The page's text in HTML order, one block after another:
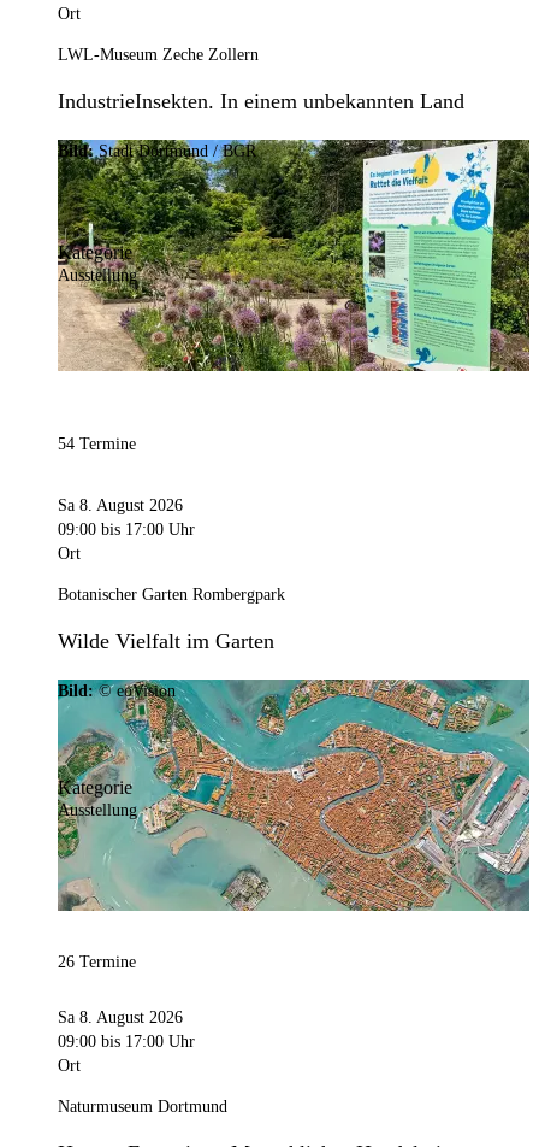
Ort
LWL-Museum Zeche Zollern
IndustrieInsekten. In einem unbekannten Land
Bild: Stadt Dortmund / BGR
Kategorie
Ausstellung
54 Termine
Sa 8. August 2026
09:00 bis 17:00 Uhr
Ort
Botanischer Garten Rombergpark
Wilde Vielfalt im Garten
Bild:© eoVision
Kategorie
Ausstellung
26 Termine
Sa 8. August 2026
09:00 bis 17:00 Uhr
Ort
Naturmuseum Dortmund